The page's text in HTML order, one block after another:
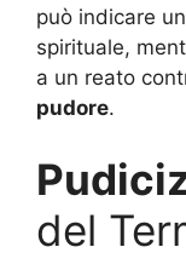
può indicare
spirituale,
a un reato
pudore.
del